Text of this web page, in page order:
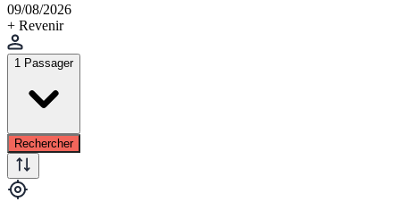
09/08/2026
+ Revenir
1 Passager
Rechercher